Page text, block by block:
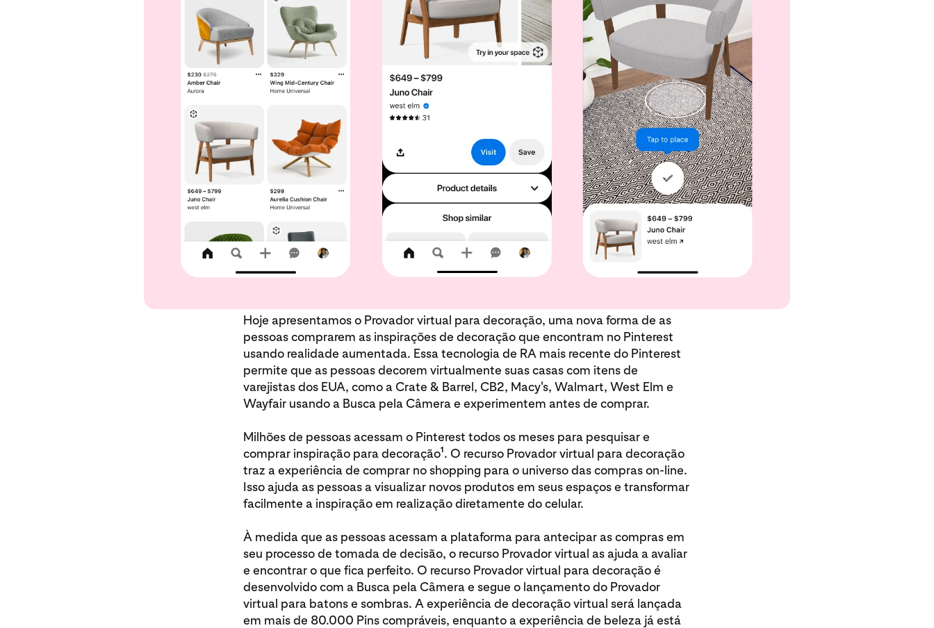
Hoje apresentamos o Provador virtual para decoração, uma nova forma de as
pessoas comprarem as inspirações de decoração que encontram no Pinterest
usando realidade aumentada. Essa tecnologia de RA mais recente do Pinterest
permite que as pessoas decorem virtualmente suas casas com itens de
varejistas dos EUA, como a Crate & Barrel, CB2, Macy's, Walmart, West Elm e
Wayfair usando a Busca pela Câmera e experimentem antes de comprar.
Milhões de pessoas acessam o Pinterest todos os meses para pesquisar e
comprar inspiração para decoração1 . O recurso Provador virtual para decoração
traz a experiência de comprar no shopping para o universo das compras on-line.
Isso ajuda as pessoas a visualizar novos produtos em seus espaços e transformar
facilmente a inspiração em realização diretamente do celular.
À medida que as pessoas acessam a plataforma para antecipar as compras em
seu processo de tomada de decisão, o recurso Provador virtual as ajuda a avaliar
e encontrar o que fica perfeito. O recurso Provador virtual para decoração é
desenvolvido com a Busca pela Câmera e segue o lançamento do Provador
virtual para batons e sombras. A experiência de decoração virtual será lançada
em mais de 80.000 Pins compráveis, enquanto a experiência de beleza já está